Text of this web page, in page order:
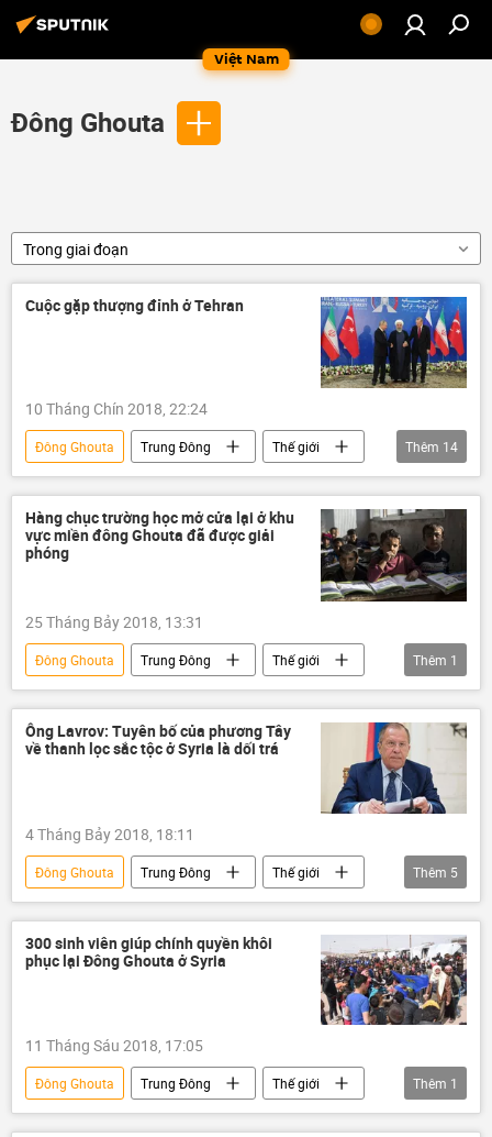
Việt Nam
Đông Ghouta
Trong giai đoạn
Cuộc gặp thượng đỉnh ở Tehran
10 Tháng Chín 2018, 22:24
Đông Ghouta Trung Đông
Thế giới
Quan điểm-Ý kiến
Liên bang Nga
Iran
Thổ Nhĩ Kỳ
Syria
Idlib
Damascus
Vladimir Putin
Mevlut Cavusoglu
Liên Hợp Quốc
Jabhat al-Nusra
Thêm 14
Hàng chục trường học mở cửa lại ở khu
vực miền đông Ghouta đã được giải
phóng
25 Tháng Bảy 2018, 13:31
Đông Ghouta Trung Đông
Thế giới
Syria
Thêm 1
Ông Lavrov: Tuyên bố của phương Tây
về thanh lọc sắc tộc ở Syria là dối trá
4 Tháng Bảy 2018, 18:11
Đông Ghouta Trung Đông
Thế giới
Liên bang Nga
Syria
Aleppo
phương Tây
Sergey Lavrov
Thêm 5
300 sinh viên giúp chính quyền khôi
phục lại Đông Ghouta ở Syria
11 Tháng Sáu 2018, 17:05
Đông Ghouta Trung Đông
Thế giới
Syria
Thêm 1